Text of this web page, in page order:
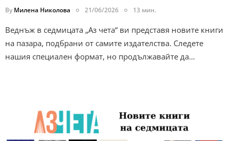
By Милена Николова 21/06/2026 13 мин.
Веднъж в седмицата „Аз чета“ ви представя новите книги
на пазара, подбрани от самите издателства. Следете
нашия специален формат, но продължавайте да…